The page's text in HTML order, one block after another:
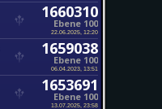
1660310
Ebene 100
22.06.2025, 12:20
1659038
Ebene 100
06.04.2023, 13:51
1653691
Ebene 100
13.07.2025, 23:58